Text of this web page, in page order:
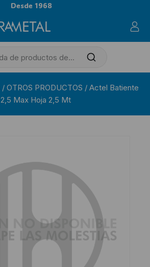
Desde 1968
/ OTROS PRODUCTOS / Actel Batiente
2,5 Max Hoja 2,5 Mt